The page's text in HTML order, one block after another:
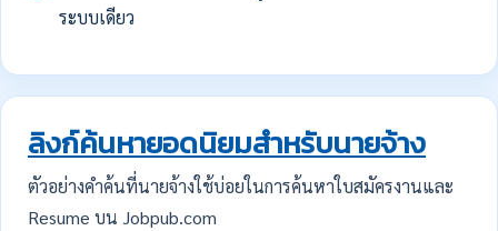
ระบบเดียว
ลิงก์ค้นหายอดนิยมสำหรับนายจ้าง
ตัวอย่างคำค้นที่นายจ้างใช้บ่อยในการค้นหาใบสมัครงานและ
Resume บน Jobpub.com